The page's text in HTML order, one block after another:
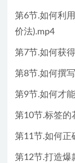
第6节.如何利
价法).mp4
第7节.如何获
第8节.如何撰
第9节.如何才
第10节.标签的
第11节.如何正
第12节.打造爆